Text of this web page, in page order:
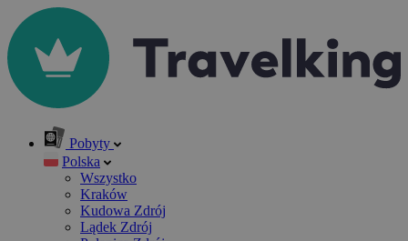
Pobyty
Polska
Wszystko
Kraków
Kudowa Zdrój
Lądek Zdrój